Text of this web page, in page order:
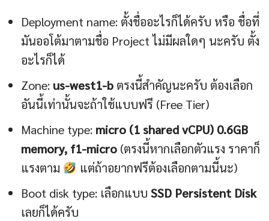
Deployment name: ตั้งชื่ออะไรก็ได้ครับ หรือ ชื่อที่
มันออโต้มาตามชื่อ Project ไม่มีผลใดๆ นะครับ ตั้ง
อะไรก็ได้
Zone: us-west1-b ตรงนี้สำคัญนะครับ ต้องเลือก
อันนี้เท่านั้นจะถ้าใช้แบบฟรี (Free Tier)
Machine type: micro (1 shared vCPU) 0.6GB
memory, f1-micro (ตรงนี้หากเลือกตัวแรง ราคาก็
แรงตาม
แต่ถ้าอยากฟรีต้องเลือกตามนี้นะ)
Boot disk type: เลือกแบบ SSD Persistent Disk
เลยก็ได้ครับ